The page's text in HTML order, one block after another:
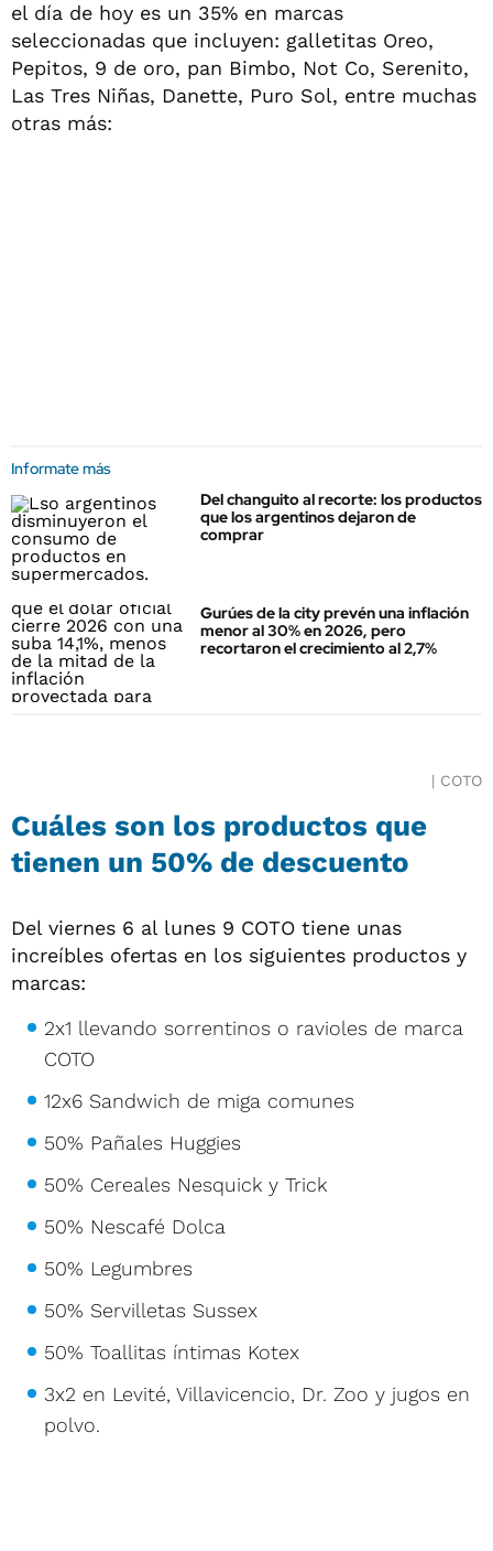
el día de hoy es un 35% en marcas
seleccionadas que incluyen: galletitas Oreo,
Pepitos, 9 de oro, pan Bimbo, Not Co, Serenito,
Las Tres Niñas, Danette, Puro Sol, entre muchas
otras más:
Informate más
Del changuito al recorte: los productos
que los argentinos dejaron de
comprar
Gurúes de la city prevén una inflación
menor al 30% en 2026, pero
recortaron el crecimiento al 2,7%
COTO
Cuáles son los productos que
tienen un 50% de descuento
Del viernes 6 al lunes 9 COTO tiene unas
increíbles ofertas en los siguientes productos y
marcas:
2x1 llevando sorrentinos o ravioles de marca
COTO
12x6 Sandwich de miga comunes
50% Pañales Huggies
50% Cereales Nesquick y Trick
50% Nescafé Dolca
50% Legumbres
50% Servilletas Sussex
50% Toallitas íntimas Kotex
3x2 en Levité, Villavicencio, Dr. Zoo y jugos en
polvo.